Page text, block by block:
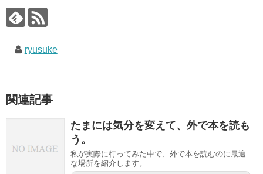
ryusuke
関連記事
たまには気分を変えて、外で本を読も
う。
私が実際に行ってみた中で、外で本を読むのに最適
な場所を紹介します。